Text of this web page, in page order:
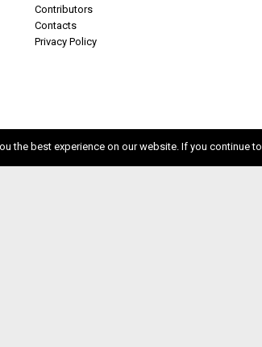
Contributors
Contacts
Privacy Policy
the best experience on our website. If you continue